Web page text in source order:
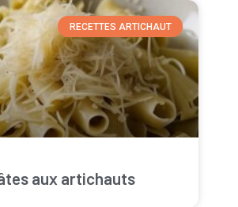
RECETTES ARTICHAUT
aux artichauts